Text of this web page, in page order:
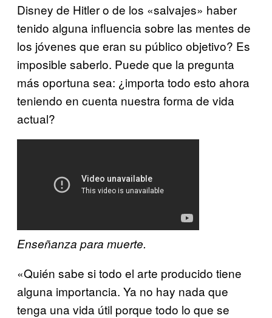
Disney de Hitler o de los «salvajes» haber
tenido alguna influencia sobre las mentes de
los jóvenes que eran su público objetivo? Es
imposible saberlo. Puede que la pregunta
más oportuna sea: ¿importa todo esto ahora
teniendo en cuenta nuestra forma de vida
actual?
Enseñanza para muerte.
«Quién sabe si todo el arte producido tiene
alguna importancia. Ya no hay nada que
tenga una vida útil porque todo lo que se